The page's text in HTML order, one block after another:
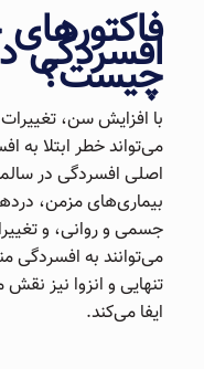
فاکتورهای
افسردگی
چیست؟
با افزایش سن،
می‌تواند خطر ابتلا به
اصلی افسردگی در
بیماری‌های مزمن،
جسمی و روانی، و
می‌توانند به افسردگی
تنهایی و انزوا نیز
ایفا می‌کند.